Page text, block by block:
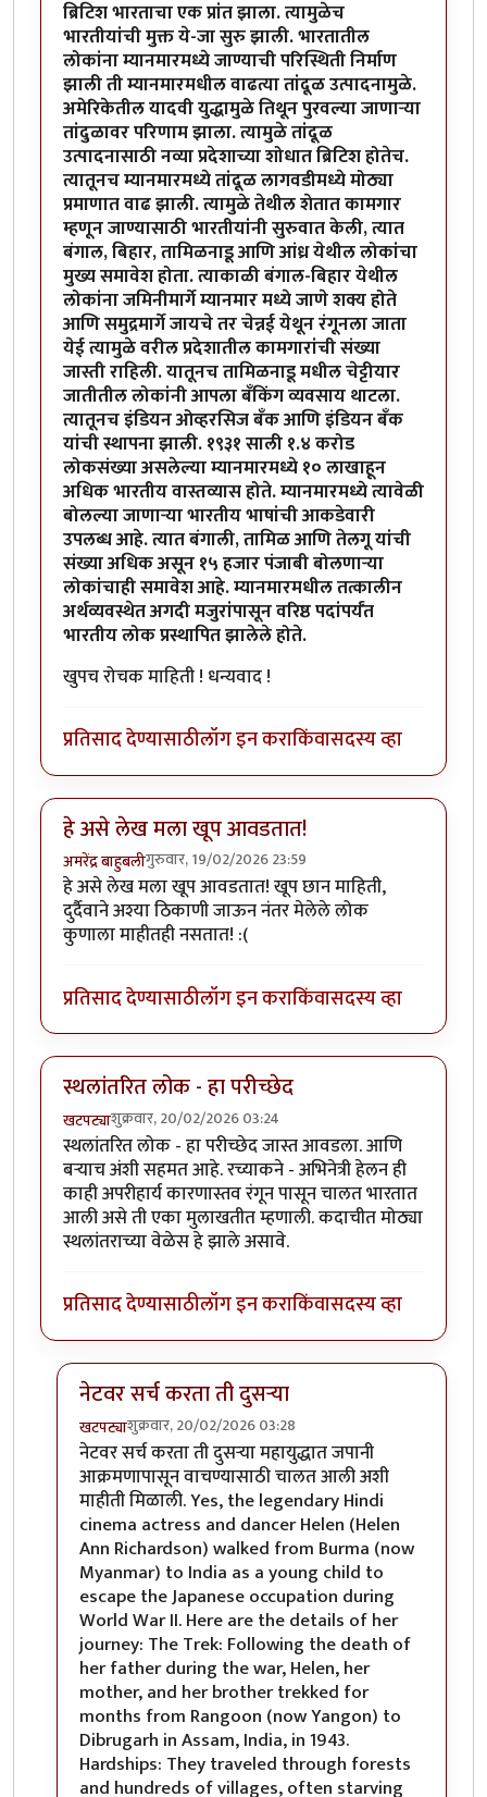
ब्रिटिश भारताचा एक प्रांत झाला. त्यामुळेच
भारतीयांची मुक्त ये-जा सुरु झाली. भारतातील
लोकांना म्यानमारमध्ये जाण्याची परिस्थिती निर्माण
झाली ती म्यानमारमधील वाढत्या तांदूळ उत्पादनामुळे.
अमेरिकेतील यादवी युद्धामुळे तिथून पुरवल्या जाणाऱ्या
तांदुळावर परिणाम झाला. त्यामुळे तांदूळ
उत्पादनासाठी नव्या प्रदेशाच्या शोधात ब्रिटिश होतेच.
त्यातूनच म्यानमारमध्ये तांदूळ लागवडीमध्ये मोठ्या
प्रमाणात वाढ झाली. त्यामुळे तेथील शेतात कामगार
म्हणून जाण्यासाठी भारतीयांनी सुरुवात केली, त्यात
बंगाल, बिहार, तामिळनाडू आणि आंध्र येथील लोकांचा
मुख्य समावेश होता. त्याकाळी बंगाल-बिहार येथील
लोकांना जमिनीमार्गे म्यानमार मध्ये जाणे शक्य होते
आणि समुद्रमार्गे जायचे तर चेन्नई येथून रंगूनला जाता
येई त्यामुळे वरील प्रदेशातील कामगारांची संख्या
जास्ती राहिली. यातूनच तामिळनाडू मधील चेट्टीयार
जातीतील लोकांनी आपला बँकिंग व्यवसाय थाटला.
त्यातूनच इंडियन ओव्हरसिज बँक आणि इंडियन बँक
यांची स्थापना झाली. १९३१ साली १.४ करोड
लोकसंख्या असलेल्या म्यानमारमध्ये १० लाखाहून
अधिक भारतीय वास्तव्यास होते. म्यानमारमध्ये त्यावेळी
बोलल्या जाणाऱ्या भारतीय भाषांची आकडेवारी
उपलब्ध आहे. त्यात बंगाली, तामिळ आणि तेलगू यांची
संख्या अधिक असून १५ हजार पंजाबी बोलणाऱ्या
लोकांचाही समावेश आहे. म्यानमारमधील तत्कालीन
अर्थव्यवस्थेत अगदी मजुरांपासून वरिष्ठ पदांपर्यंत
भारतीय लोक प्रस्थापित झालेले होते.
खुपच रोचक माहिती ! धन्यवाद !
प्रतिसाद देण्यासाठीलॉग इन कराकिंवासदस्य व्हा
हे असे लेख मला खूप आवडतात!
अमरेंद्र बाहुबलीगुरुवार, 19/02/2026 23:59
हे असे लेख मला खूप आवडतात! खूप छान माहिती,
दुर्दैवाने अश्या ठिकाणी जाऊन नंतर मेलेले लोक
कुणाला माहीतही नसतात! :(
प्रतिसाद देण्यासाठीलॉग इन कराकिंवासदस्य व्हा
स्थलांतरित लोक - हा परीच्छेद
खटपट्याशुक्रवार, 20/02/2026 03:24
स्थलांतरित लोक - हा परीच्छेद जास्त आवडला. आणि
बर्‍याच अंशी सहमत आहे. रच्याकने - अभिनेत्री हेलन ही
काही अपरीहार्य कारणास्तव रंगून पासून चालत भारतात
आली असे ती एका मुलाखतीत म्हणाली. कदाचीत मोठ्या
स्थलांतराच्या वेळेस हे झाले असावे.
प्रतिसाद देण्यासाठीलॉग इन कराकिंवासदस्य व्हा
नेटवर सर्च करता ती दुसर्‍या
खटपट्याशुक्रवार, 20/02/2026 03:28
In reply toस्थलांतरित लोक - हा परीच्छेदby
नेटवर सर्च करता ती दुसर्‍या महायुद्धात जपानी
आक्रमणापासून वाचण्यासाठी चालत आली अशी
माहीती मिळाली. Yes, the legendary Hindi
cinema actress and dancer Helen (Helen
Ann Richardson) walked from Burma (now
Myanmar) to India as a young child to
escape the Japanese occupation during
World War II. Here are the details of her
journey: The Trek: Following the death of
her father during the war, Helen, her
mother, and her brother trekked for
months from Rangoon (now Yangon) to
Dibrugarh in Assam, India, in 1943.
Hardships: They traveled through forests
and hundreds of villages, often starving